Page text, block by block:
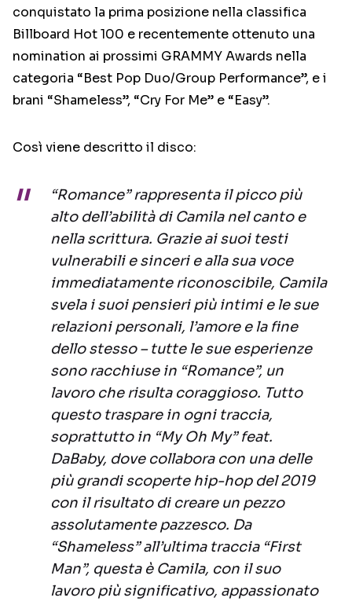
conquistato la prima posizione nella classifica
Billboard Hot 100 e recentemente ottenuto una
nomination ai prossimi GRAMMY Awards nella
categoria “Best Pop Duo/Group Performance”, e i
brani “Shameless”, “Cry For Me” e “Easy”.
Così viene descritto il disco:
“Romance” rappresenta il picco più
alto dell’abilità di Camila nel canto e
nella scrittura. Grazie ai suoi testi
vulnerabili e sinceri e alla sua voce
immediatamente riconoscibile, Camila
svela i suoi pensieri più intimi e le sue
relazioni personali, l’amore e la fine
dello stesso – tutte le sue esperienze
sono racchiuse in “Romance”, un
lavoro che risulta coraggioso. Tutto
questo traspare in ogni traccia,
soprattutto in “My Oh My” feat.
DaBaby, dove collabora con una delle
più grandi scoperte hip-hop del 2019
con il risultato di creare un pezzo
assolutamente pazzesco. Da
“Shameless” all’ultima traccia “First
Man”, questa è Camila, con il suo
lavoro più significativo, appassionato